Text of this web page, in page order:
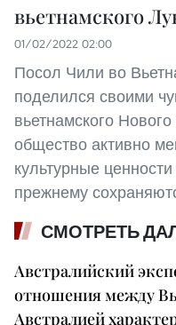
вьетнамского
01/02/2022 02:00
Посол Чили во
поделился своими
вьетнамского
общество активно
культурные
прежнему
СМОТРЕТЬ
Австралийский
отношения между
Австралией